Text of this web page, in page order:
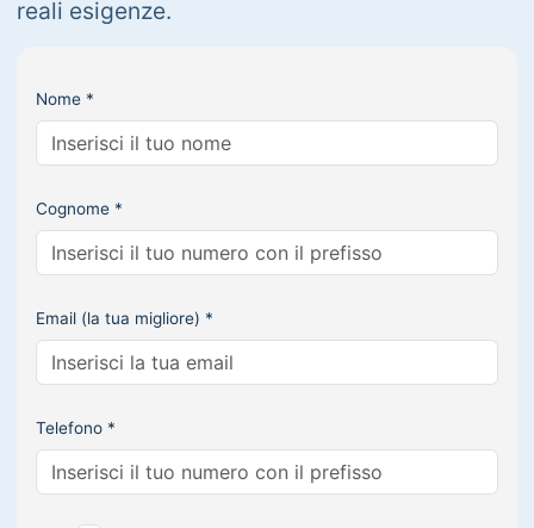
reali esigenze.
Nome *
Cognome *
Email (la tua migliore) *
Telefono *